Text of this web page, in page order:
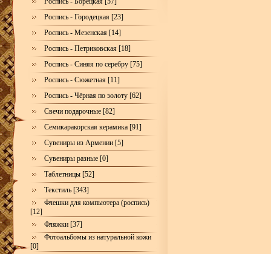
Роспись - Городецкая [23]
Роспись - Мезенская [14]
Роспись - Петриковская [18]
Роспись - Синяя по серебру [75]
Роспись - Сюжетная [11]
Роспись - Чёрная по золоту [62]
Свечи подарочные [82]
Семикаракорская керамика [91]
Сувениры из Армении [5]
Сувениры разные [0]
Таблетницы [52]
Текстиль [343]
Флешки для компьютера (роспись)
[12]
Фляжки [37]
Фотоальбомы из натуральной кожи
[0]